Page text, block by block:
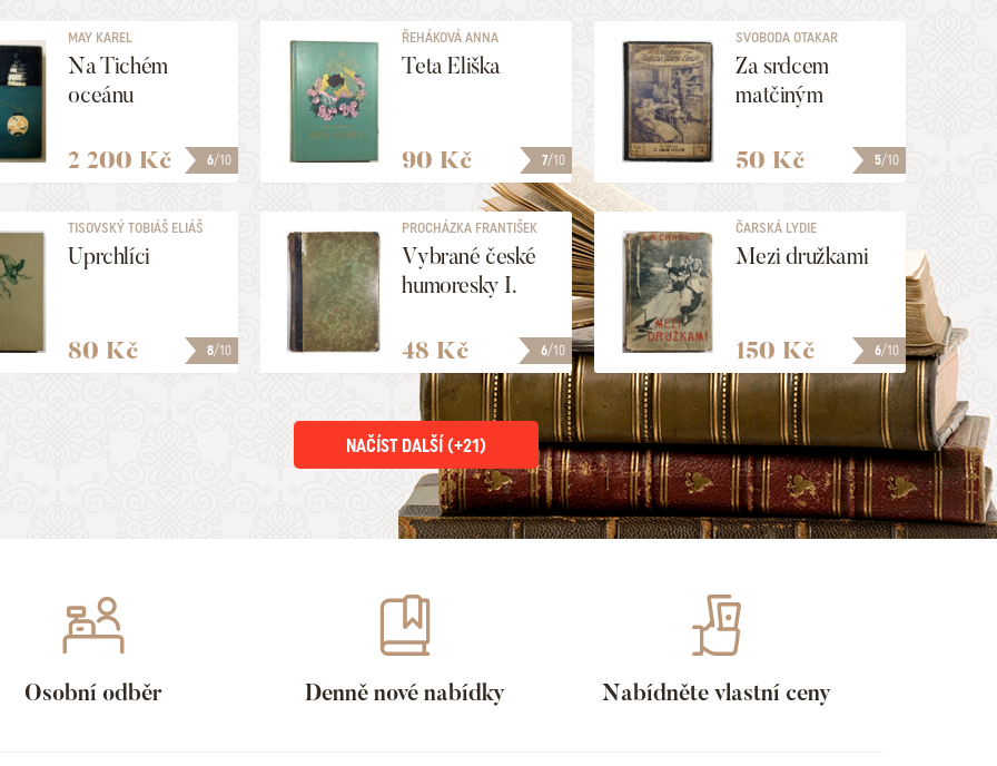
6/10
MAY KAREL
Na Tichém
oceánu
2 200 Kč 7/10
ŘEHÁKOVÁ ANNA
Teta Eliška
90 Kč 5/10
SVOBODA OTAKAR
Za srdcem
matčiným
50 Kč
8/10
TISOVSKÝ TOBIÁŠ ELIÁŠ
Uprchlíci
80 Kč 6/10
PROCHÁZKA FRANTIŠEK
SERAFÍNSKÝ
Vybrané české
humoresky I.
48 Kč 6/10
ČARSKÁ LYDIE
ALEKSEJEVNA
Mezi družkami
150 Kč
NAČÍST DALŠÍ (+21)
Osobní odběr Denně nové nabídky Nabídněte vlastní ceny